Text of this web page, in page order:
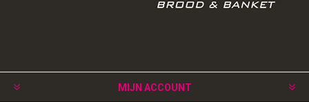
MIJN ACCOUNT